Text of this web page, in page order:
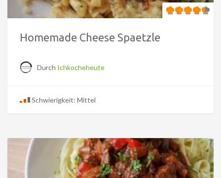
Homemade Cheese Spaetzle
Durch Ichkocheheute
Schwierigkeit: Mittel